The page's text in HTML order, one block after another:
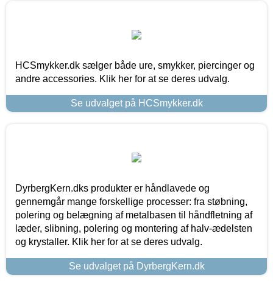
HCSmykker.dk sælger både ure, smykker, piercinger og
andre accessories. Klik her for at se deres udvalg.
Se udvalget på HCSmykker.dk
DyrbergKern.dks produkter er håndlavede og
gennemgår mange forskellige processer: fra støbning,
polering og belægning af metalbasen til håndfletning af
læder, slibning, polering og montering af halv-ædelsten
og krystaller. Klik her for at se deres udvalg.
Se udvalget på DyrbergKern.dk